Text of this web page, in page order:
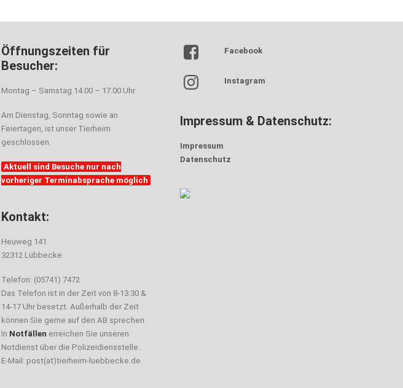
Öffnungszeiten für
Besucher:
Montag – Samstag 14.00 – 17.00 Uhr
Am Dienstag, Sonntag sowie an
Feiertagen, ist unser Tierheim
geschlossen.
Aktuell sind Besuche nur nach
vorheriger Terminabsprache möglich
Kontakt:
Heuweg 141
32312 Lübbecke
Telefon: (05741) 7472
Das Telefon ist in der Zeit von 8-13.30 &
14-17 Uhr besetzt. Außerhalb der Zeit
können Sie gerne auf den AB sprechen.
In Notfällen erreichen Sie unseren
Notdienst über die Polizeidiensstelle.
E-Mail: post(at)tierheim-luebbecke.de
Facebook
Instagram
Impressum & Datenschutz:
Impressum
Datenschutz